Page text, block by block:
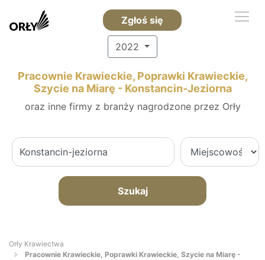
Zgłoś się
2022
Pracownie Krawieckie, Poprawki Krawieckie,
Szycie na Miarę - Konstancin-Jeziorna
oraz inne firmy z branży nagrodzone przez Orły
Szukaj
Orły Krawiectwa
Pracownie Krawieckie, Poprawki Krawieckie, Szycie na Miarę -